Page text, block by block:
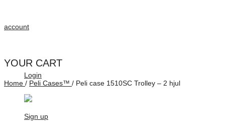
account
Login
Sign up
YOUR CART
Home / Peli Cases™ / Peli case 1510SC Trolley – 2 hjul